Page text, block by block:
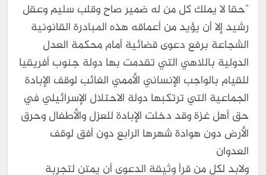
"حقا لا يملك كل من له ضمير صاح وقلب سليم وعقل
رشيد إلا أن يؤيد من أعماقه هذه المبادرة القانونية
الشجاعة برفع دعوى قضائية أمام محكمة العدل
الدولية باللاهي التي تقدمت بها دولة جنوب أفريقيا
للقيام بالواجب الإنساني الأممي الغائب لوقف الإبادة
الجماعية التي ترتكبها دولة الاحتلال الإسرائيلي في
حق أهل غزة وقد دخلت الإبادة للعزل والأطفال وحرق
الأرض دون هوادة شهرها الرابع دون أفق لوقف
العدوان
ولابد لكل من قرأ وثيقة الدعوى أن يمتن لتجربة